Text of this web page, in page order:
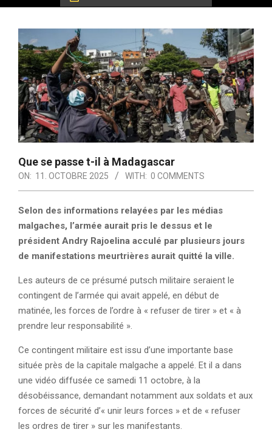
Que se passe t-il à Madagascar
ON: 11. OCTOBRE 2025 WITH: 0 COMMENTS
Selon des informations relayées par les médias
malgaches, l’armée aurait pris le dessus et le
président Andry Rajoelina acculé par plusieurs jours
de manifestations meurtrières aurait quitté la ville.
Les auteurs de ce présumé putsch militaire seraient le
contingent de l’armée qui avait appelé, en début de
matinée, les forces de l’ordre à « refuser de tirer » et « à
prendre leur responsabilité ».
Ce contingent militaire est issu d’une importante base
située près de la capitale malgache a appelé. Et il a dans
une vidéo diffusée ce samedi 11 octobre, à la
désobéissance, demandant notamment aux soldats et aux
forces de sécurité d’« unir leurs forces » et de « refuser
les ordres de tirer » sur les manifestants.